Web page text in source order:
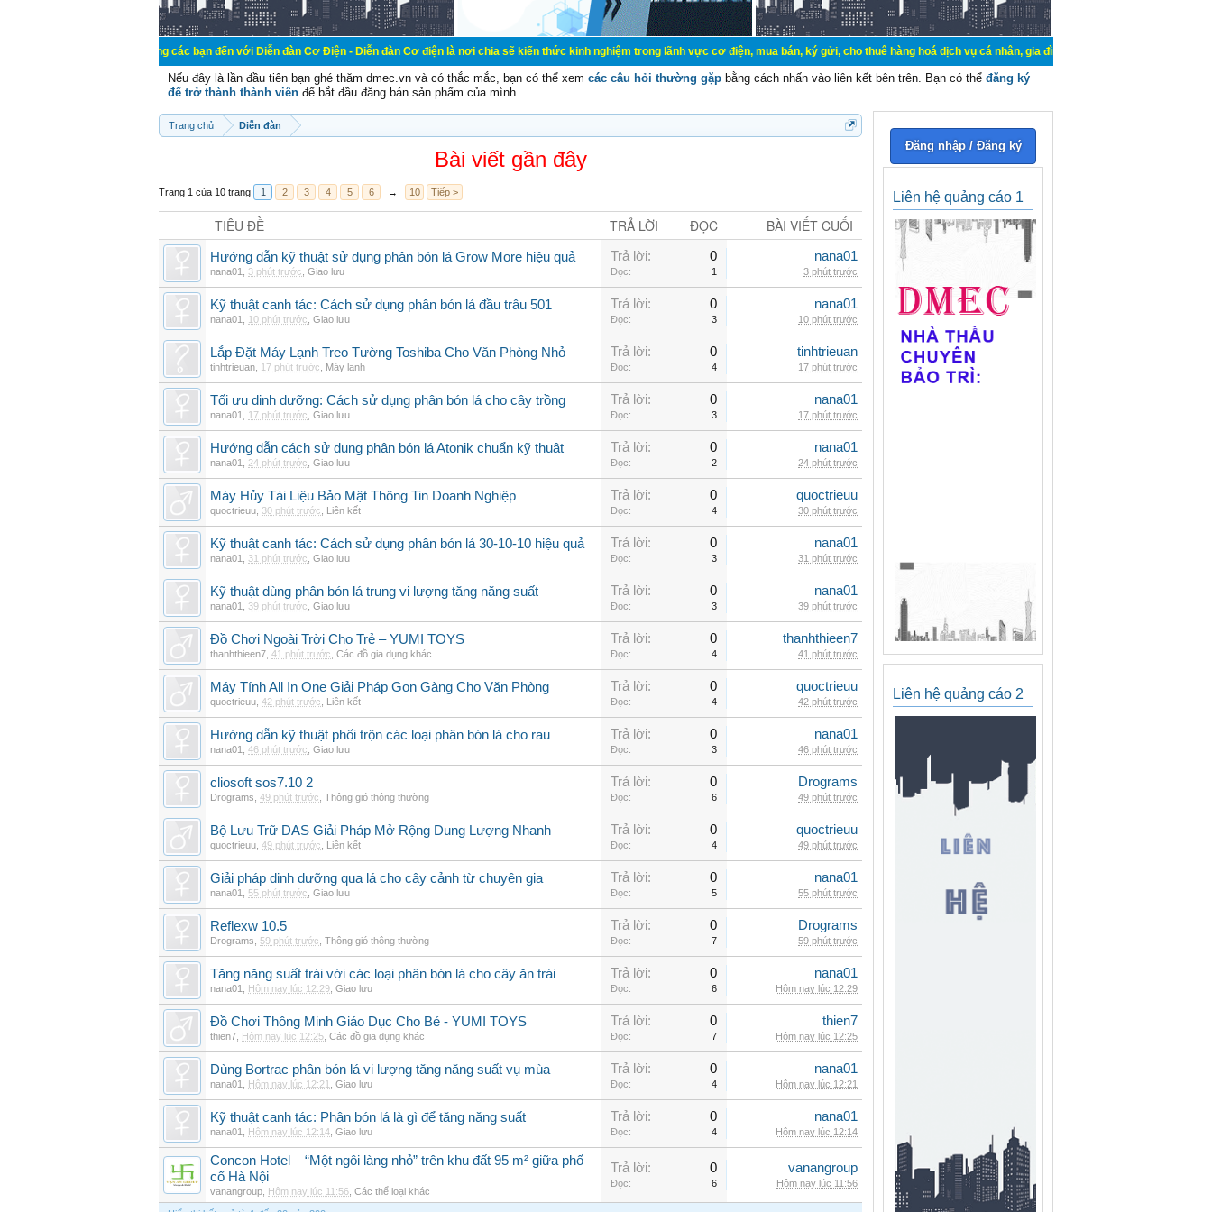
Chào mừng các bạn đến với Diễn đàn Cơ Điện - Diễn đàn Cơ điện là nơi chia sẽ kiến thức kinh nghiệm trong lãnh vực cơ điện, mua bán, ký gửi, cho thuê hàng hoá dịch vụ cá nhân, gia đình. Mua bán, ký gửi, cho thuê thiết bị hệ
Nếu đây là lần đầu tiên bạn ghé thăm dmec.vn và có thắc mắc, bạn có thể xem các câu hỏi thường gặp bằng cách nhấn vào liên kết bên trên. Bạn có thể đăng ký
để trở thành thành viên để bắt đầu đăng bán sản phẩm của mình.
Trang chủ Diễn đàn
Bài viết gần đây
Trang 1 của 10 trang 1 2 3 4 5 6 → 10 Tiếp >
TIÊU ĐỀ TRẢ LỜI ĐỌC BÀI VIẾT CUỐI
Hướng dẫn kỹ thuật sử dụng phân bón lá Grow More hiệu quả
nana01 3 phút trước Giao lưu
Trả lời: 0
Đọc: 1
nana01
3 phút trước
Kỹ thuật canh tác: Cách sử dụng phân bón lá đầu trâu 501
nana01 10 phút trước Giao lưu
Trả lời: 0
Đọc: 3
nana01
10 phút trước
Lắp Đặt Máy Lạnh Treo Tường Toshiba Cho Văn Phòng Nhỏ
tinhtrieuan 17 phút trước Máy lạnh
Trả lời: 0
Đọc: 4
tinhtrieuan
17 phút trước
Tối ưu dinh dưỡng: Cách sử dụng phân bón lá cho cây trồng
nana01 17 phút trước Giao lưu
Trả lời: 0
Đọc: 3
nana01
17 phút trước
Hướng dẫn cách sử dụng phân bón lá Atonik chuẩn kỹ thuật
nana01 24 phút trước Giao lưu
Trả lời: 0
Đọc: 2
nana01
24 phút trước
Máy Hủy Tài Liệu Bảo Mật Thông Tin Doanh Nghiệp
quoctrieuu 30 phút trước Liên kết
Trả lời: 0
Đọc: 4
quoctrieuu
30 phút trước
Kỹ thuật canh tác: Cách sử dụng phân bón lá 30-10-10 hiệu quả
nana01 31 phút trước Giao lưu
Trả lời: 0
Đọc: 3
nana01
31 phút trước
Kỹ thuật dùng phân bón lá trung vi lượng tăng năng suất
nana01 39 phút trước Giao lưu
Trả lời: 0
Đọc: 3
nana01
39 phút trước
Đồ Chơi Ngoài Trời Cho Trẻ – YUMI TOYS
thanhthieen7 41 phút trước Các đồ gia dụng khác
Trả lời: 0
Đọc: 4
thanhthieen7
41 phút trước
Máy Tính All In One Giải Pháp Gọn Gàng Cho Văn Phòng
quoctrieuu 42 phút trước Liên kết
Trả lời: 0
Đọc: 4
quoctrieuu
42 phút trước
Hướng dẫn kỹ thuật phối trộn các loại phân bón lá cho rau
nana01 46 phút trước Giao lưu
Trả lời: 0
Đọc: 3
nana01
46 phút trước
cliosoft sos7.10 2
Drograms 49 phút trước Thông gió thông thường
Trả lời: 0
Đọc: 6
Drograms
49 phút trước
Bộ Lưu Trữ DAS Giải Pháp Mở Rộng Dung Lượng Nhanh
quoctrieuu 49 phút trước Liên kết
Trả lời: 0
Đọc: 4
quoctrieuu
49 phút trước
Giải pháp dinh dưỡng qua lá cho cây cảnh từ chuyên gia
nana01 55 phút trước Giao lưu
Trả lời: 0
Đọc: 5
nana01
55 phút trước
Reflexw 10.5
Drograms 59 phút trước Thông gió thông thường
Trả lời: 0
Đọc: 7
Drograms
59 phút trước
Tăng năng suất trái với các loại phân bón lá cho cây ăn trái
nana01 Hôm nay lúc 12:29 Giao lưu
Trả lời: 0
Đọc: 6
nana01
Hôm nay lúc 12:29
Đồ Chơi Thông Minh Giáo Dục Cho Bé - YUMI TOYS
thien7 Hôm nay lúc 12:25 Các đồ gia dụng khác
Trả lời: 0
Đọc: 7
thien7
Hôm nay lúc 12:25
Dùng Bortrac phân bón lá vi lượng tăng năng suất vụ mùa
nana01 Hôm nay lúc 12:21 Giao lưu
Trả lời: 0
Đọc: 4
nana01
Hôm nay lúc 12:21
Kỹ thuật canh tác: Phân bón lá là gì để tăng năng suất
nana01 Hôm nay lúc 12:14 Giao lưu
Trả lời: 0
Đọc: 4
nana01
Hôm nay lúc 12:14
Concon Hotel – “Một ngôi làng nhỏ” trên khu đất 95 m² giữa phố
cổ Hà Nội
vanangroup Hôm nay lúc 11:56 Các thể loại khác
Trả lời: 0
Đọc: 6
vanangroup
Hôm nay lúc 11:56
Đăng nhập / Đăng ký
Liên hệ quảng cáo 1
Liên hệ quảng cáo 2